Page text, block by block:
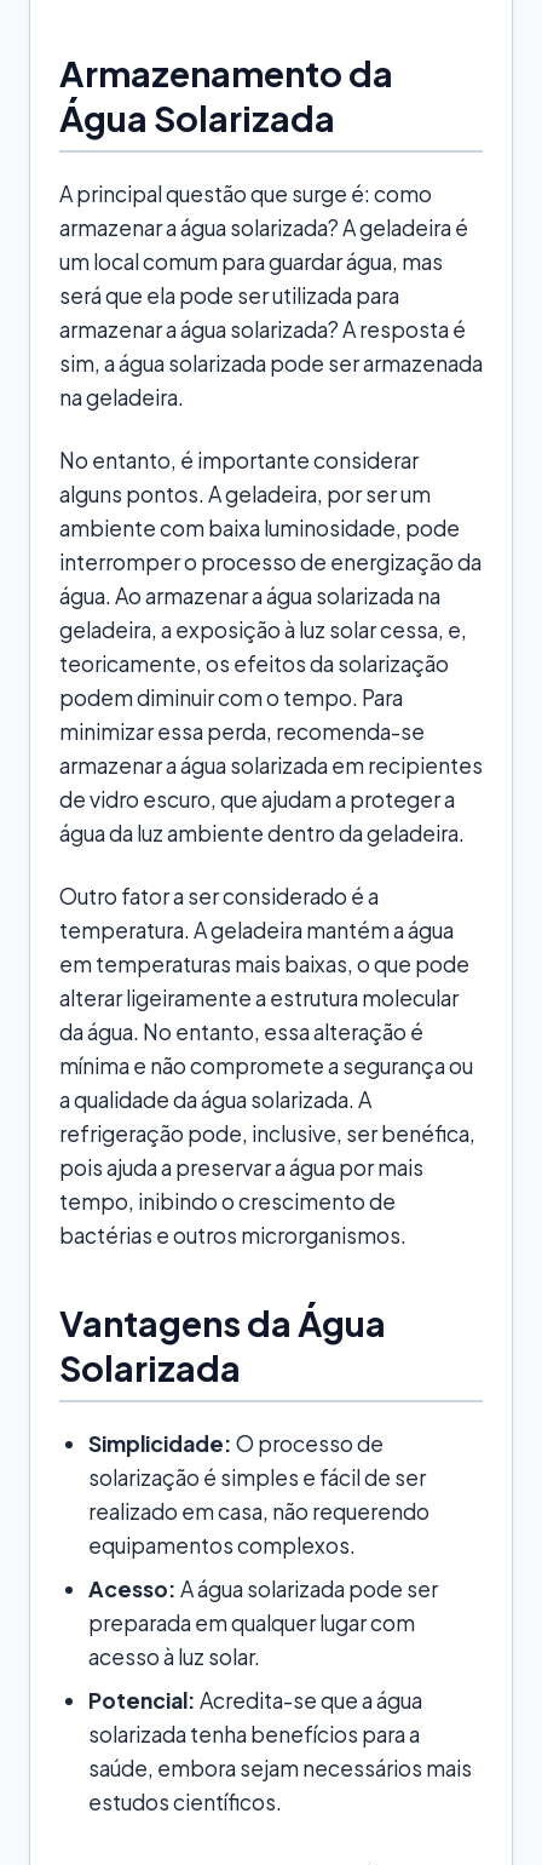
Armazenamento da
Água Solarizada
A principal questão que surge é: como
armazenar a água solarizada? A geladeira é
um local comum para guardar água, mas
será que ela pode ser utilizada para
armazenar a água solarizada? A resposta é
sim, a água solarizada pode ser armazenada
na geladeira.
No entanto, é importante considerar
alguns pontos. A geladeira, por ser um
ambiente com baixa luminosidade, pode
interromper o processo de energização da
água. Ao armazenar a água solarizada na
geladeira, a exposição à luz solar cessa, e,
teoricamente, os efeitos da solarização
podem diminuir com o tempo. Para
minimizar essa perda, recomenda-se
armazenar a água solarizada em recipientes
de vidro escuro, que ajudam a proteger a
água da luz ambiente dentro da geladeira.
Outro fator a ser considerado é a
temperatura. A geladeira mantém a água
em temperaturas mais baixas, o que pode
alterar ligeiramente a estrutura molecular
da água. No entanto, essa alteração é
mínima e não compromete a segurança ou
a qualidade da água solarizada. A
refrigeração pode, inclusive, ser benéfica,
pois ajuda a preservar a água por mais
tempo, inibindo o crescimento de
bactérias e outros microrganismos.
Vantagens da Água
Solarizada
Simplicidade: O processo de
solarização é simples e fácil de ser
realizado em casa, não requerendo
equipamentos complexos.
Acesso: A água solarizada pode ser
preparada em qualquer lugar com
acesso à luz solar.
Potencial: Acredita-se que a água
solarizada tenha benefícios para a
saúde, embora sejam necessários mais
estudos científicos.